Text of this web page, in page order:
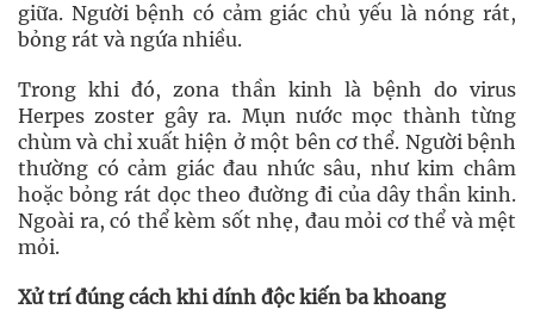
giữa. Người bệnh có cảm giác chủ yếu là nóng rát,
bỏng rát và ngứa nhiều.
Trong khi đó, zona thần kinh là bệnh do virus
Herpes zoster gây ra. Mụn nước mọc thành từng
chùm và chỉ xuất hiện ở một bên cơ thể. Người bệnh
thường có cảm giác đau nhức sâu, như kim châm
hoặc bỏng rát dọc theo đường đi của dây thần kinh.
Ngoài ra, có thể kèm sốt nhẹ, đau mỏi cơ thể và mệt
mỏi.
Xử trí đúng cách khi dính độc kiến ba khoang